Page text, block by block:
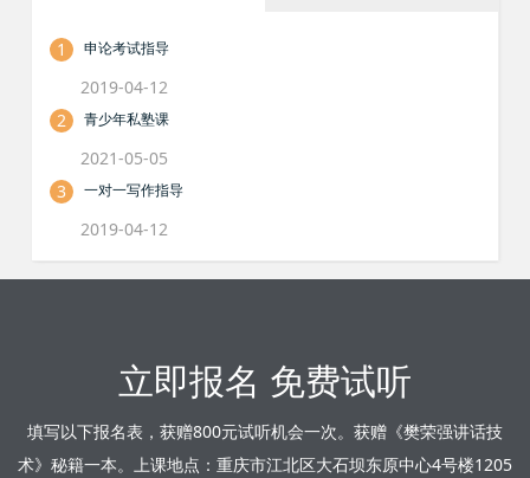
1 申论考试指导
2019-04-12
2
青少年私塾课
2021-05-05
3
一对一写作指导
2019-04-12
立即报名 免费试听
填写以下报名表，获赠800元试听机会一次。获赠《樊荣强讲话技
术》秘籍一本。上课地点：重庆市江北区大石坝东原中心4号楼1205